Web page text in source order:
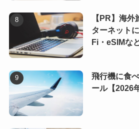
【PR】海
ターネット
Fi・eSIMな
飛行機に食
ール【2026